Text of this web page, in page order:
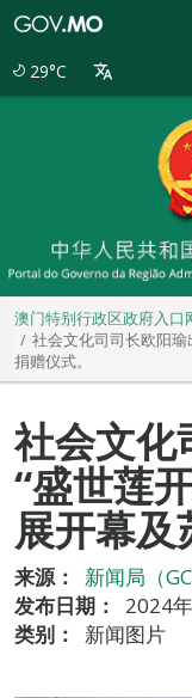
29°C
澳门特别行政区政府入口
社会文化司司长欧阳瑜
捐赠仪式。
社会文化
“盛世莲
展开幕及
来源：
新闻局（
发布日期：
2024
类别：
新闻图片